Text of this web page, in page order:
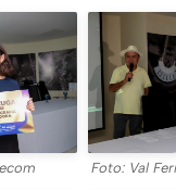
Foto: Val